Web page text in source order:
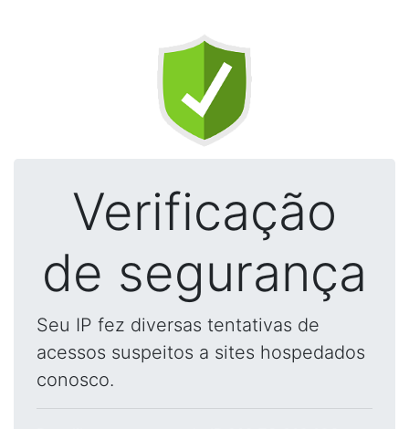
Verificação
de segurança
Seu IP fez diversas tentativas de
acessos suspeitos a sites hospedados
conosco.